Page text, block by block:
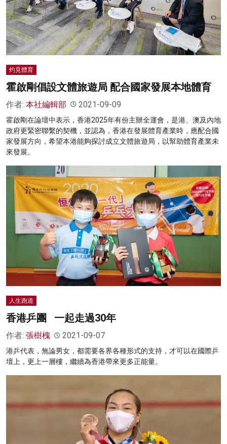
灼見體育
霍啟剛倡設文體旅遊局 配合國家發展本地體育
作者: 本社編輯部 2021-09-09
霍啟剛在論壇中表示，香港2025年有份主辦全運會，是港、澳及內地
政府更緊密聯繫的契機，並認為，香港在發展體育產業時，應配合國
家發展方向，希望本港能夠探討成立文體旅遊局，以幫助體育產業未
來發展。
人生跑道
香港乒團 一起走過30年
作者: 張樹槐 2021-09-07
港乒代表，無論男女，都需要各界各種形式的支持，才可以在國際乒
壇上，更上一層樓，繼續為香港帶來更多正能量。